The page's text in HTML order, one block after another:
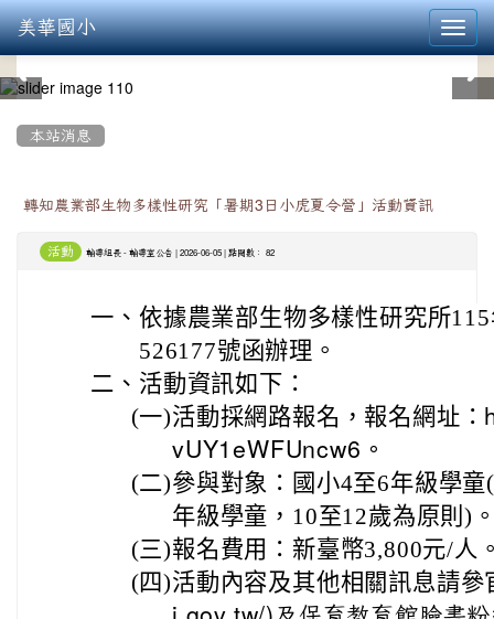
美華國小
本站消息
轉知農業部生物多樣性研究「暑期3日小虎夏令營」活動資訊
活動 輔導組長 - 輔導室公告 | 2026-06-05 | 點閱數： 82
一、 依據農業部生物多樣性研究所
526177號函辦理。
二、 活動資訊如下：
(一)活動採網路報名，報名網址：
vUY1eWFUncw6。
(二)參與對象：國小4至6年級學
年級學童，10至12歲為原則)
(三)報名費用：新臺幣3,800元/人
(四)活動內容及其他相關訊息請參